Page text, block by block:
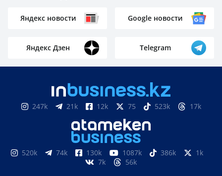
Яндекс новости Google новости
Яндекс Дзен Telegram
247k 21k 12k 75 523k 17k
520k 74k 130k 1087k 386k
1k
7k
56k